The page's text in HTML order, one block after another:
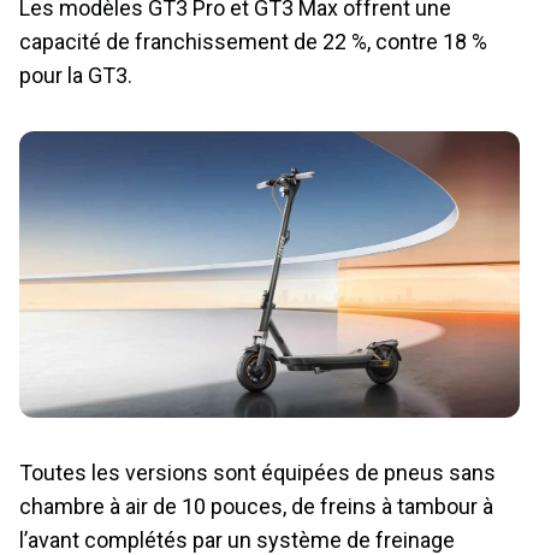
Les modèles GT3 Pro et GT3 Max offrent une
capacité de franchissement de 22 %, contre 18 %
pour la GT3.
Toutes les versions sont équipées de pneus sans
chambre à air de 10 pouces, de freins à tambour à
l’avant complétés par un système de freinage